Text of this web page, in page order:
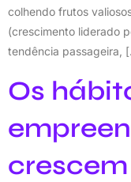
colhendo frutos
(crescimento liderado
tendência passageira,
Os